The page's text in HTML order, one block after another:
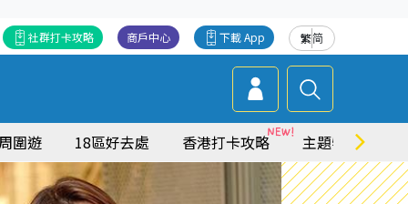
繁简
下載 App
商戶中心
社群打卡攻略
圍遊 18區好去處 香港打卡攻略 主題特集